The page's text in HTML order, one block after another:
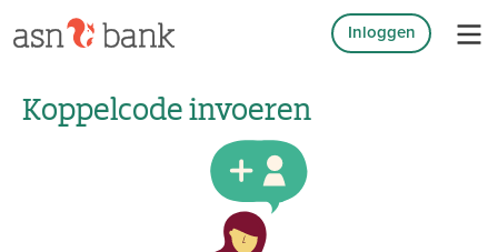
Inloggen
Koppelcode invoeren